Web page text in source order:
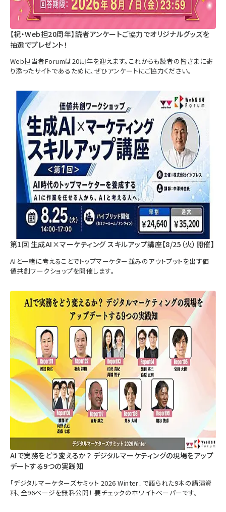
【祝・Web担20周年】読者アンケートご協力でオリジナルグッズを
抽選でプレゼント！
Web担当者Forumは20周年を迎えます。これからも読者の皆さまに寄
り添ったサイトであるために、ぜひアンケートにご協力ください。
第1回 生成AI×マーケティング スキルアップ講座【8/25（火）開催】
AIと一緒に考えることでトップマーケター並みのアウトプットを出す価
値共創ワークショップを開催します。
AIで実務をどう変えるか？ デジタルマーケティングの現場をアップ
デートする9つの実践知
「デジタルマーケターズサミット 2026 Winter」で語られた9本の講演資
料、全96ページを無料公開！ 要チェックのホワイトペーパーです。